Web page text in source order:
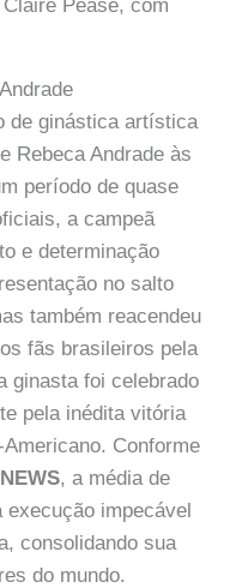
Pease, com
de ginástica artística
Rebeca Andrade às
período de quase
a campeã
e determinação
no salto
também reacendeu
fãs brasileiros pela
ginasta foi celebrado
pela inédita vitória
Conforme
, a média de
execução impecável
consolidando sua
do mundo.